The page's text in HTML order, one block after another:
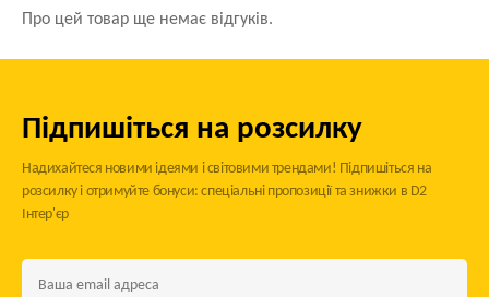
Про цей товар ще немає відгуків.
Підпишіться на розсилку
Надихайтеся новими ідеями і світовими трендами! Підпишіться на
розсилку і отримуйте бонуси: спеціальні пропозиції та знижки в D2
Інтер'єр